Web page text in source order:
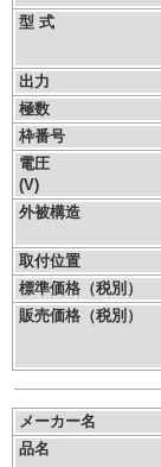
型 式
出力
極数
枠番号
電圧
(V)
外被構造
取付位置
標準価格（税別）
販売価格（税別）
メーカー名
品名